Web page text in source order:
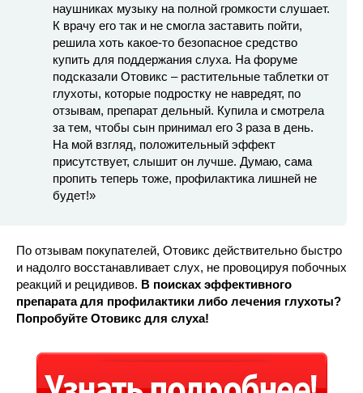
наушниках музыку на полной громкости слушает.
К врачу его так и не смогла заставить пойти,
решила хоть какое-то безопасное средство
купить для поддержания слуха. На форуме
подсказали Отовикс – растительные таблетки от
глухоты, которые подростку не навредят, по
отзывам, препарат дельный. Купила и смотрела
за тем, чтобы сын принимал его 3 раза в день.
На мой взгляд, положительный эффект
присутствует, слышит он лучше. Думаю, сама
пропить теперь тоже, профилактика лишней не
будет!»
По отзывам покупателей, Отовикс действительно быстро
и надолго восстанавливает слух, не провоцируя побочных
реакций и рецидивов. В поисках эффективного
препарата для профилактики либо лечения глухоты?
Попробуйте Отовикс для слуха!